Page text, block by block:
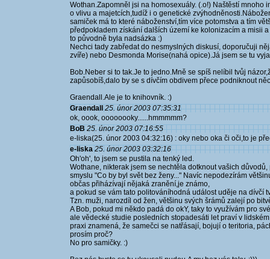
Wothan.Zapomněl jsi na homosexuály. (.o!) Naštěstí
o vlivu a majetcích,tudíž i o genetické
samiček má to které náboženství,tím více potomstva a tím
předpokladem získání dalších území ke kolonizacím a misii
to původně byla nadsázka :)
Nechci tady zabředat do nesmyslných diskusí, doporučuji
zvíře) nebo Desmonda Morise(nahá opice).Já jsem se tu
Bob.Neber si to tak.Je to jedno.Mně se spíš nelíbil tvůj
zapůsobíš,dalo by se s dívčím obdivem přece podniknout
Graendall.Ale je to knihovník. :)
Graendall 25. únor 2003 07:35:31
ok, oook, oooooooky......hmmmmm?
BoB 25. únor 2003 07:16:55
e-liska(25. únor 2003 04:32:16) : oky nebo oka či oči,to je
e-liska 25. únor 2003 03:32:16
Oh'oh', to jsem se pustila na tenký led.
Wothane, nikterak jsem se nechtěla dotknout vašich
smyslu "Co by byl svět bez ženy..." Navíc nepodezírám
občas přiházívají nějaká zranění,je známo,
a pokud se vám tato politováníhodná událost uděje na dívčí
Tzn. muži, narozdíl od žen, většinu svých šrámů zalejí po
A Bob, pokud mi někdo padá do okY, taky to využívám pro
ale vědecké studie posledních stopadesáti let praví v
praxi znamená, že samečci se natřásají, bojují o teritoria,
prosím proč?
No pro samičky. :)